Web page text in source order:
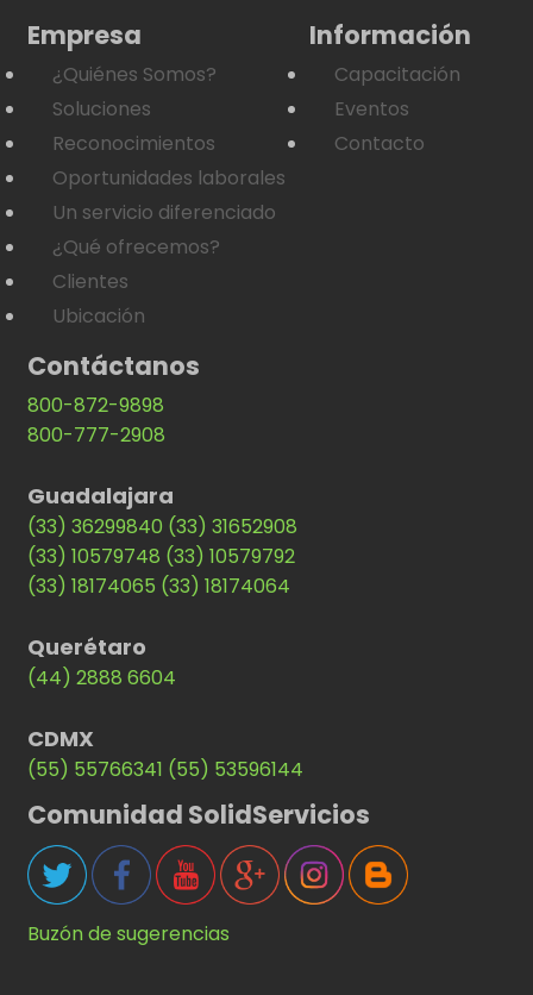
Empresa
¿Quiénes Somos?
Soluciones
Reconocimientos
Oportunidades laborales
Un servicio diferenciado
¿Qué ofrecemos?
Clientes
Ubicación
Información
Capacitación
Eventos
Contacto
Contáctanos
800-872-9898
800-777-2908
Guadalajara
(33) 36299840 (33) 31652908
(33) 10579748 (33) 10579792
(33) 18174065 (33) 18174064
Querétaro
(44) 2888 6604
CDMX
(55) 55766341 (55) 53596144
Comunidad SolidServicios
Buzón de sugerencias